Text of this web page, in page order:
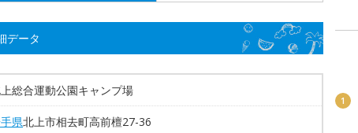
データ
総合運動公園キャンプ場
県北上市相去町高前檀27-36
1